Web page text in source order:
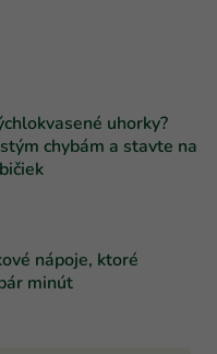
uhorky?
chybám a stavte na
nápoje, ktoré
minút